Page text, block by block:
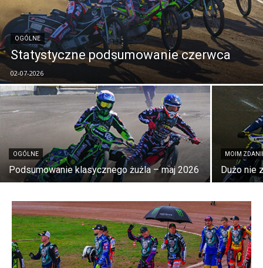
OGÓLNE
Statystyczne podsumowanie czerwca
02-07-2026
OGÓLNE
Podsumowanie klasycznego żużla – maj 2026
MOIM
Dużo nie